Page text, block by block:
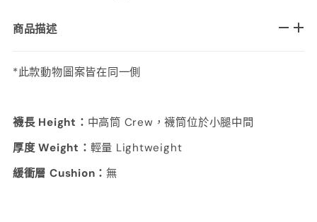
商品描述
*此款動物圖案皆在同一側
襪長 Height： 中高筒 Crew，襪筒位於小腿中間
厚度 Weight： 輕量 Lightweight
緩衝層 Cushion：無